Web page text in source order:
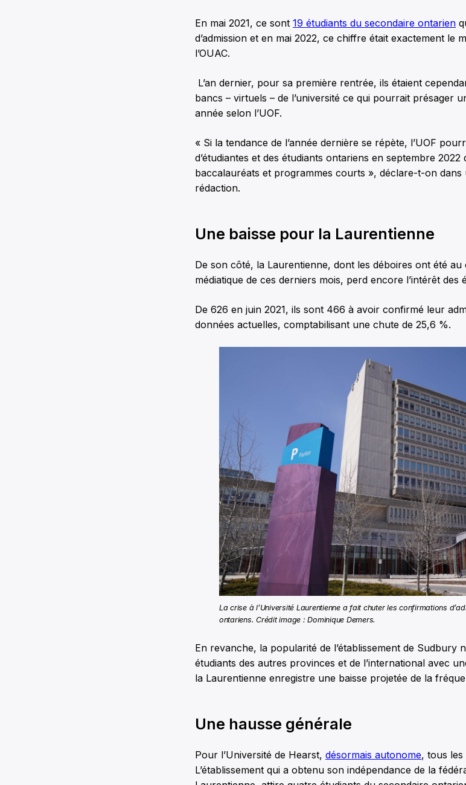
En mai 2021, ce sont 19 étudiants du secondaire ontarien
d’admission et en mai 2022, ce chiffre était exactement le
l’OUAC.
L’an dernier, pour sa première rentrée, ils étaient
bancs – virtuels – de l’université ce qui pourrait présager
année selon l’UOF.
« Si la tendance de l’année dernière se répète, l’UOF
d’étudiantes et des étudiants ontariens en septembre
baccalauréats et programmes courts », déclare-t-on
rédaction.
Une baisse pour la Laurentienne
De son côté, la Laurentienne, dont les déboires ont été
médiatique de ces derniers mois, perd encore l’intérêt
De 626 en juin 2021, ils sont 466 à avoir confirmé leur
données actuelles, comptabilisant une chute de 25,6 %.
La crise à l’Université Laurentienne a fait chuter les confirmations
ontariens. Crédit image : Dominique Demers.
En revanche, la popularité de l’établissement de Sudbury
étudiants des autres provinces et de l’international avec
la Laurentienne enregistre une baisse projetée de la
Une hausse générale
Pour l’Université de Hearst, désormais autonome, tous les
L’établissement qui a obtenu son indépendance de la